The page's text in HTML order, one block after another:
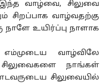
வாழ்வை, சிலுவை
வாழ்வதற்கு
நாளே உயிர்ப்பு நாளாக
வாழ்விலே
நாங்கள்
சிலுவையில்